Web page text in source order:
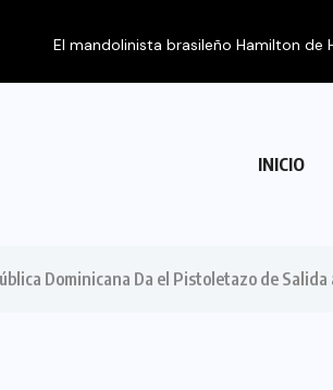
El mandolinista brasileño Hamilton de
INICIO
Dominicana Da el Pistoletazo de